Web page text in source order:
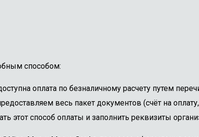
способом:
оплата по безналичному расчету путем
весь пакет документов (счёт на
этот способ оплаты и заполнить реквизиты